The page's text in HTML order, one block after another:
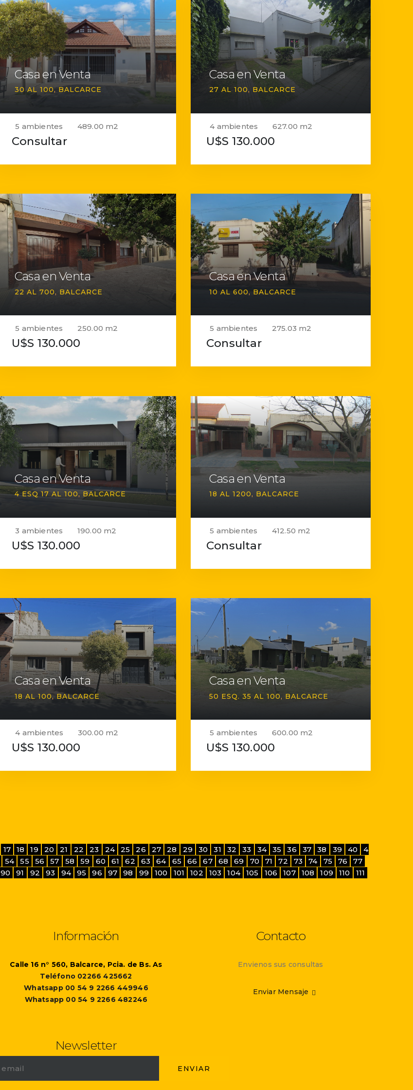
Casa en Venta
30 AL 100 BALCARCE
5 ambientes 489.00 m2
Consultar
Casa en Venta
27 AL 100 BALCARCE
4 ambientes 627.00 m2
U$S 130.000
Casa en Venta
22 AL 700 BALCARCE
5 ambientes 250.00 m2
U$S 130.000
Casa en Venta
10 AL 600 BALCARCE
5 ambientes 275.03 m2
Consultar
Casa en Venta
4 ESQ 17 AL 100 BALCARCE
3 ambientes 190.00 m2
U$S 130.000
Casa en Venta
18 AL 1200 BALCARCE
5 ambientes 412.50 m2
Consultar
Casa en Venta
18 AL 100 BALCARCE
4 ambientes 300.00 m2
U$S 130.000
Casa en Venta
50 ESQ. 35 AL 100 BALCARCE
5 ambientes 600.00 m2
U$S 130.000
17 18 19 20 21 22 23 24 25 26 27 28 29 30 31 32 33 34 35 36 37 38 39 40
4
54 55 56 57 58 59 60 61 62 63 64 65 66 67 68 69 70 71 72 73 74 75 76
77
90 91 92 93 94 95 96 97 98 99 100 101 102 103 104 105 106 107 108 109 110
111
Información
Calle 16 n° 560, Balcarce, Pcia. de Bs. As
Teléfono 02266 425662
Whatsapp 00 54 9 2266 449946
Whatsapp 00 54 9 2266 482246
Contacto
Envienos sus consultas
Enviar Mensaje
Newsletter